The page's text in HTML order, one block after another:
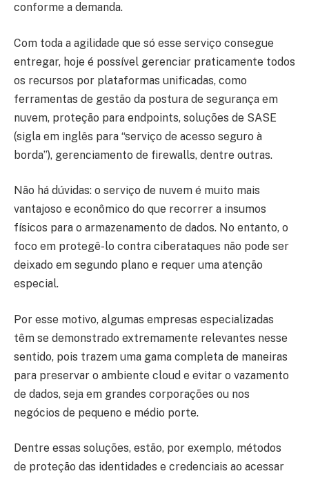
conforme a demanda.
Com toda a agilidade que só esse serviço consegue
entregar, hoje é possível gerenciar praticamente todos
os recursos por plataformas unificadas, como
ferramentas de gestão da postura de segurança em
nuvem, proteção para endpoints, soluções de SASE
(sigla em inglês para “serviço de acesso seguro à
borda”), gerenciamento de firewalls, dentre outras.
Não há dúvidas: o serviço de nuvem é muito mais
vantajoso e econômico do que recorrer a insumos
físicos para o armazenamento de dados. No entanto, o
foco em protegê-lo contra ciberataques não pode ser
deixado em segundo plano e requer uma atenção
especial.
Por esse motivo, algumas empresas especializadas
têm se demonstrado extremamente relevantes nesse
sentido, pois trazem uma gama completa de maneiras
para preservar o ambiente cloud e evitar o vazamento
de dados, seja em grandes corporações ou nos
negócios de pequeno e médio porte.
Dentre essas soluções, estão, por exemplo, métodos
de proteção das identidades e credenciais ao acessar